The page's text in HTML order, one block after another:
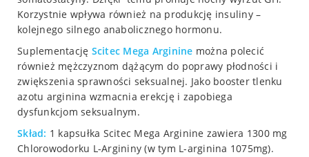
Korzystnie wpływa również na produkcję insuliny –
kolejnego silnego anabolicznego hormonu.
Suplementację Scitec Mega Arginine można polecić
również mężczyznom dążącym do poprawy płodności i
zwiększenia sprawności seksualnej. Jako booster tlenku
azotu arginina wzmacnia erekcję i zapobiega
dysfunkcjom seksualnym.
Skład: 1 kapsułka Scitec Mega Arginine zawiera 1300 mg
Chlorowodorku L-Argininy (w tym L-arginina 1075mg).